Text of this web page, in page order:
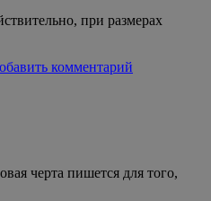
при размерах
комментарий
черта пишется для того,